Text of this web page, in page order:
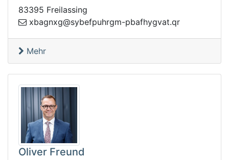
83395 Freilassing
rq.tavgyhfabp-mgr
hupfebys@gxngabx
Mehr
Oliver Freund